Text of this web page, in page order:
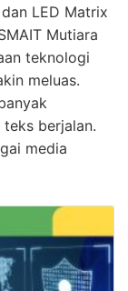
LED Matrix
Mutiara
teknologi
meluas.
berjalan.
media